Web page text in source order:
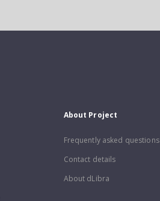
About Project
Frequently asked questions
Contact details
About dLibra